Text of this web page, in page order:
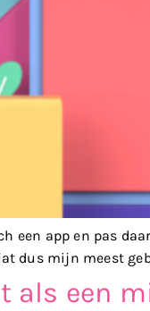
een app en pas
dus mijn meest
als een